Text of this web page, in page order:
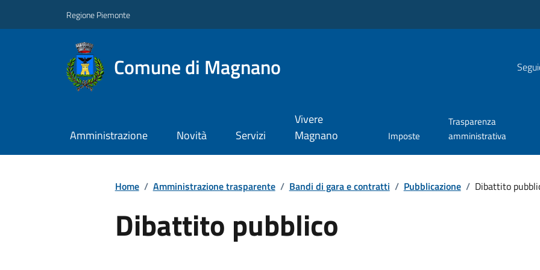
Regione Piemonte
Comune di Magnano
Amministrazione Novità Servizi
Vivere
Magnano
Imposte
Trasparenza
amministrativa
Home / Amministrazione trasparente / Bandi di gara e contratti / Pubblicazione / Dibattito
Dibattito pubblico